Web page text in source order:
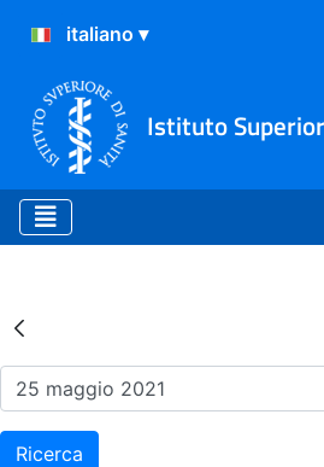
Istituto
Risultati della
Ricerca